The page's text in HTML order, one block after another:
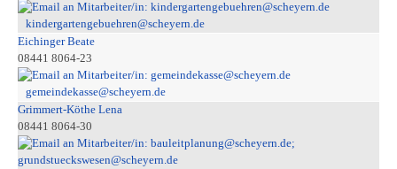
kindergartengebuehren@scheyern.de
Eichinger Beate
08441 8064-23
gemeindekasse@scheyern.de
Grimmert-Köthe Lena
08441 8064-30